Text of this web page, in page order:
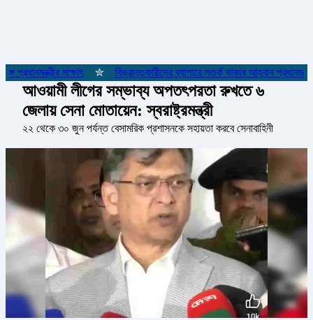
সাক্ষাৎ ✮ বিভ্রান্তকারীদের ব্যাপারে সতর্ক থাকার আহ্বান প্রধানমন্ত্রীর
আওয়ামী লীগের সম্ভাব্য অপতৎপরতা রুখতে ৬
জেলায় সেনা মোতায়েন: স্বরাষ্ট্রমন্ত্রী
২২ থেকে ৩০ জুন পর্যন্ত বেসামরিক প্রশাসনকে সহায়তা করবে সেনাবাহিনী